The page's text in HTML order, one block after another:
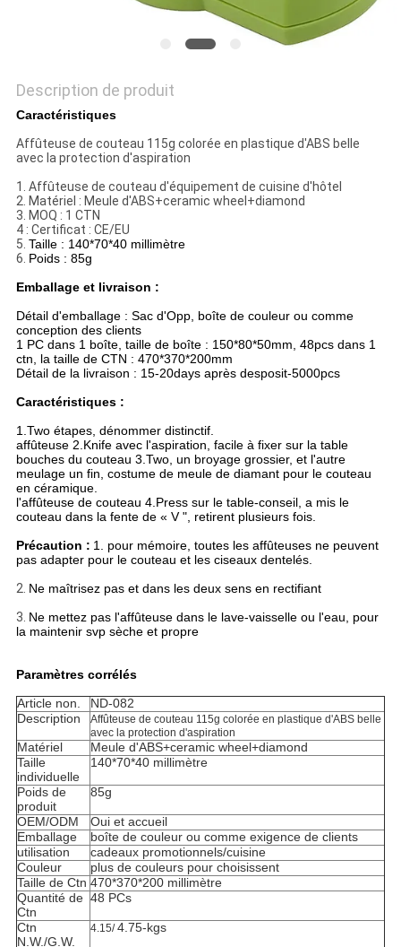
SITE
PRIVACY
POLICY
Description de produit
Caractéristiques
Affûteuse de couteau 115g colorée en plastique d'ABS belle
avec la protection d'aspiration
1. Affûteuse de couteau d'équipement de cuisine d'hôtel
2. Matériel : Meule d'ABS+ceramic wheel+diamond
3. MOQ : 1 CTN
4 : Certificat : CE/EU
5. Taille : 140*70*40 millimètre
6. Poids : 85g
Emballage et livraison :
Détail d'emballage : Sac d'Opp, boîte de couleur ou comme
conception des clients
1 PC dans 1 boîte, taille de boîte : 150*80*50mm, 48pcs dans 1
ctn, la taille de CTN : 470*370*200mm
Détail de la livraison : 15-20days après desposit-5000pcs
Caractéristiques :
1.Two étapes, dénommer distinctif.
affûteuse 2.Knife avec l'aspiration, facile à fixer sur la table
bouches du couteau 3.Two, un broyage grossier, et l'autre
meulage un fin, costume de meule de diamant pour le couteau
en céramique.
l'affûteuse de couteau 4.Press sur le table-conseil, a mis le
couteau dans la fente de « V ", retirent plusieurs fois.
Précaution : 1. pour mémoire, toutes les affûteuses ne peuvent
pas adapter pour le couteau et les ciseaux dentelés.
2. Ne maîtrisez pas et dans les deux sens en rectifiant
3. Ne mettez pas l'affûteuse dans le lave-vaisselle ou l'eau, pour
la maintenir svp sèche et propre
Paramètres corrélés
Article non.
ND-082
Description
Affûteuse de couteau 115g colorée en plastique d'ABS belle
avec la protection d'aspiration
Matériel
Meule d'ABS+ceramic wheel+diamond
Taille
individuelle
140*70*40 millimètre
Poids de
produit
85g
OEM/ODM
Oui et accueil
Emballage
boîte de couleur ou comme exigence de clients
utilisation
cadeaux promotionnels/cuisine
Couleur
plus de couleurs pour choisissent
Taille de Ctn 470*370*200 millimètre
Quantité de
Ctn
48 PCs
Ctn
N.W./G.W.
4.15/4.75-kgs